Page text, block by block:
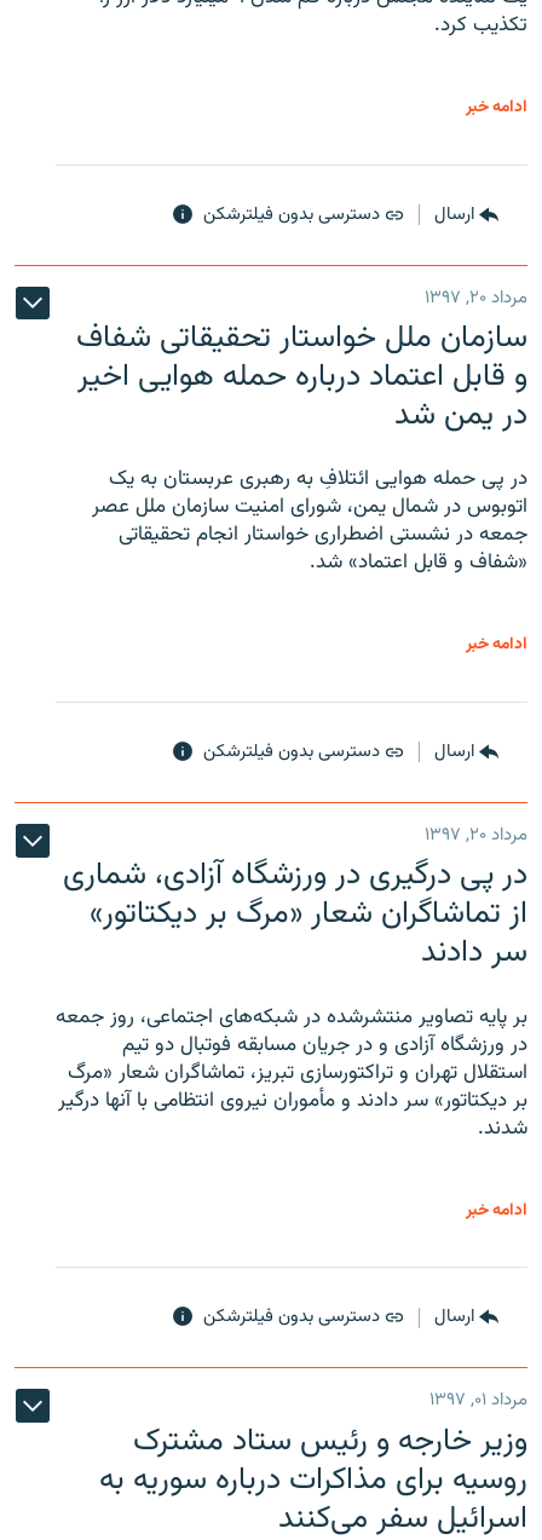
تکذیب کرد.
ادامه خبر
ارسال دسترسی بدون فیلترشکن
مرداد ۲۰, ۱۳۹۷
سازمان ملل خواستار تحقیقاتی شفاف
و قابل اعتماد درباره حمله هوایی اخیر
در یمن شد
در پی حمله هوایی ائتلافِ به رهبری عربستان به یک
اتوبوس در شمال یمن، شورای امنیت سازمان ملل عصر
جمعه در نشستی اضطراری خواستار انجام تحقیقاتی
«شفاف و قابل اعتماد» شد.
ادامه خبر
ارسال دسترسی بدون فیلترشکن
مرداد ۲۰, ۱۳۹۷
در پی درگیری در ورزشگاه آزادی، شماری
از تماشاگران شعار «مرگ بر دیکتاتور»
سر دادند
بر پایه تصاویر منتشرشده در شبکه‌های اجتماعی، روز جمعه
در ورزشگاه آزادی و در جریان مسابقه فوتبال دو تیم
استقلال تهران و تراکتورسازی تبریز، تماشاگران شعار «مرگ
بر دیکتاتور» سر دادند و مأموران نیروی انتظامی با آنها درگیر
شدند.
ادامه خبر
ارسال دسترسی بدون فیلترشکن
مرداد ۰۱, ۱۳۹۷
وزیر خارجه و رئیس‌ ستاد مشترک
روسیه برای مذاکرات درباره سوریه به
اسرائیل سفر می‌کنند